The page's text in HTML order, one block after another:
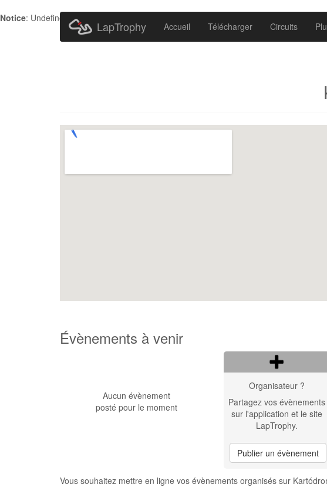
Notice: Undefined index: HTTP_ACCEPT_LANGUAGE in
LapTrophy Accueil Télécharger Circuits
Évènements à venir
Aucun évènement
posté pour le moment
Organisateur ?
Partagez vos évènements
sur l'application et le site
LapTrophy.
Publier un évènement
Vous souhaitez mettre en ligne vos évènements organisés sur